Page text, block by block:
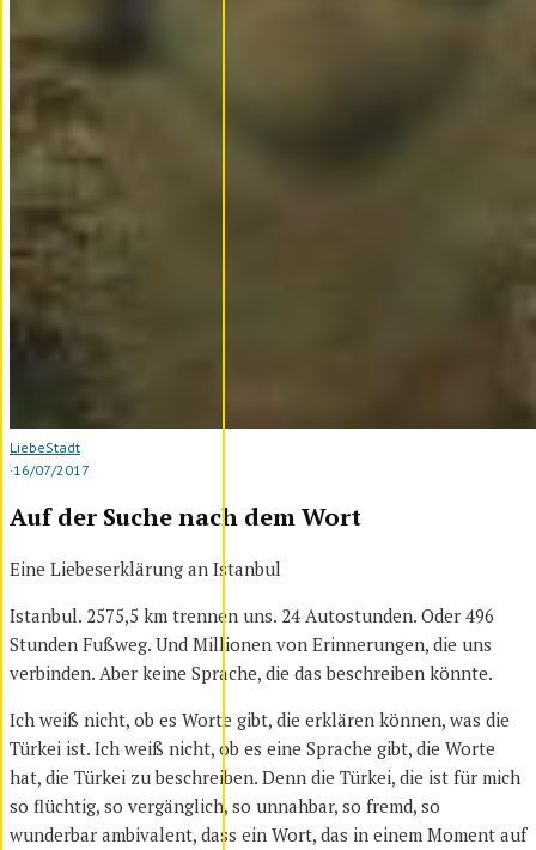
LiebeStadt
·16/07/2017
Auf der Suche nach dem Wort
Eine Liebeserklärung an Istanbul
Istanbul. 2575,5 km trennen uns. 24 Autostunden. Oder 496
Stunden Fußweg. Und Millionen von Erinnerungen, die uns
verbinden. Aber keine Sprache, die das beschreiben könnte.
Ich weiß nicht, ob es Worte gibt, die erklären können, was die
Türkei ist. Ich weiß nicht, ob es eine Sprache gibt, die Worte
hat, die Türkei zu beschreiben. Denn die Türkei, die ist für mich
so flüchtig, so vergänglich, so unnahbar, so fremd, so
wunderbar ambivalent, dass ein Wort, das in einem Moment auf